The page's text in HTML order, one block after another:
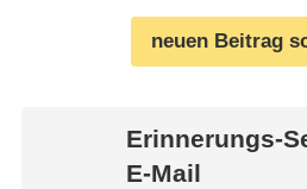
neuen Beitrag
Erinnerungs-
E-Mail